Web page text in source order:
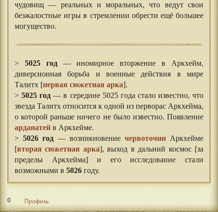
чудовищ — реальных и моральных, что ведут свои
безжалостные игры в стремлении обрести ещё большее
могущество.
> 5025 год— иномирное вторжение в Аркхейм,
диверсионная борьба и военные действия в мире
Талитх [первая сюжетная арка].
>5025 год — в середине 5025 года стало известно, что
звезда Талитх относится к одной из перворас Аркхейма,
о которой раньше ничего не было известно. Появление
арданатей в Аркхейме.
>5026 год — возникновение червоточинАркхейме
[вторая сюжетная арка], выход в дальний космос [за
пределы Аркхейма] и его исследование стали
возможными в 5026 году.
0 Профиль